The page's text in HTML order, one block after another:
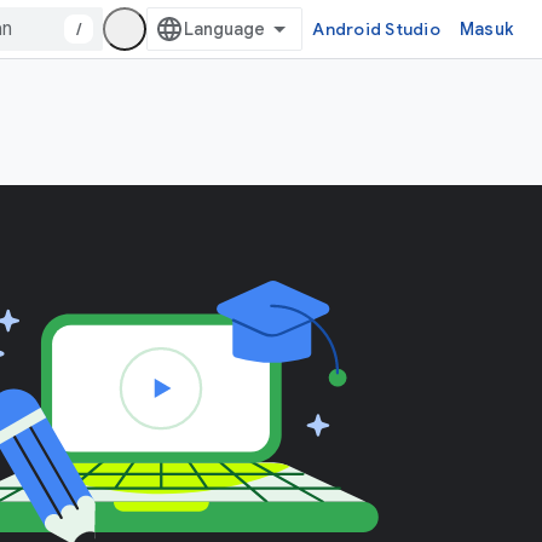
/ Android Studio Masuk